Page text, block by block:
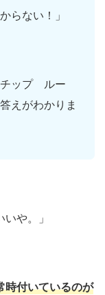
らない！」
ップ ルー
えがわかりま
や。」
時付いているのが